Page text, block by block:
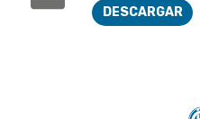
DESCARGAR